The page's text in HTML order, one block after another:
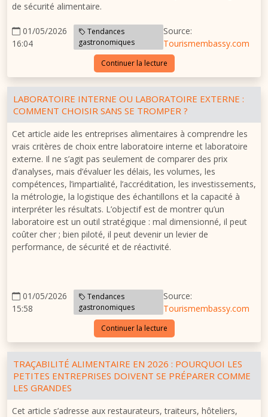
de sécurité alimentaire.
01/05/2026
16:04
Tendances
gastronomiques
Source:
Tourismembassy.com
Continuer la lecture
LABORATOIRE INTERNE OU LABORATOIRE EXTERNE :
COMMENT CHOISIR SANS SE TROMPER ?
Cet article aide les entreprises alimentaires à comprendre les
vrais critères de choix entre laboratoire interne et laboratoire
externe. Il ne s’agit pas seulement de comparer des prix
d’analyses, mais d’évaluer les délais, les volumes, les
compétences, l’impartialité, l’accréditation, les investissements,
la métrologie, la logistique des échantillons et la capacité à
interpréter les résultats. L’objectif est de montrer qu’un
laboratoire est un outil stratégique : mal dimensionné, il peut
coûter cher ; bien piloté, il peut devenir un levier de
performance, de sécurité et de réactivité.
01/05/2026
15:58
Tendances
gastronomiques
Source:
Tourismembassy.com
Continuer la lecture
TRAÇABILITÉ ALIMENTAIRE EN 2026 : POURQUOI LES
PETITES ENTREPRISES DOIVENT SE PRÉPARER COMME
LES GRANDES
Cet article s’adresse aux restaurateurs, traiteurs, hôteliers,